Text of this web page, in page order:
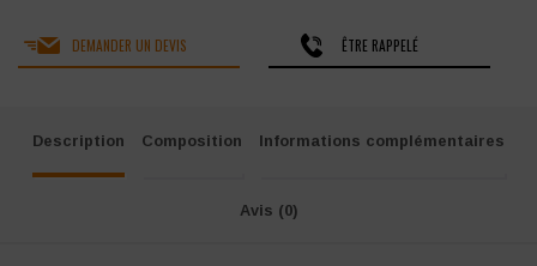
DEMANDER UN DEVIS ÊTRE RAPPELÉ
Description Composition Informations complémentaires
Avis (0)